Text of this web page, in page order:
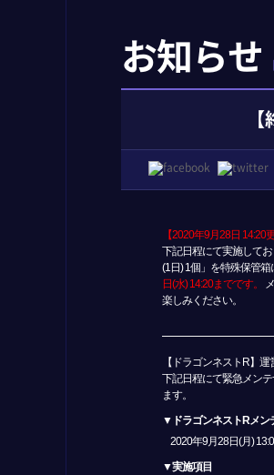
お知らせ
【2020年9月28日 14:20更
下記日程にて実施して
(1日) 1個」を特殊保管箱
日(水) 14:20までです。
楽しみください。
【ドラゴンネストR】運
下記日程にて緊急メン
ます。
▼ドラゴンネストRメン
2020年9月28日(月)
▼実施項目